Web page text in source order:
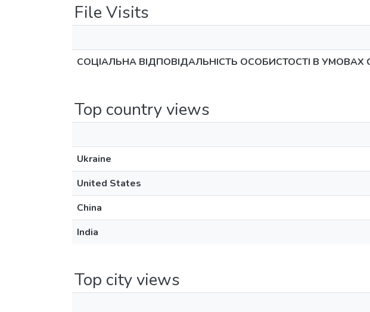
File Visits
СОЦІАЛЬНА ВІДПОВІДАЛЬНІСТЬ ОСОБИСТОСТІ В
Top country views
Ukraine
United States
China
India
Top city views